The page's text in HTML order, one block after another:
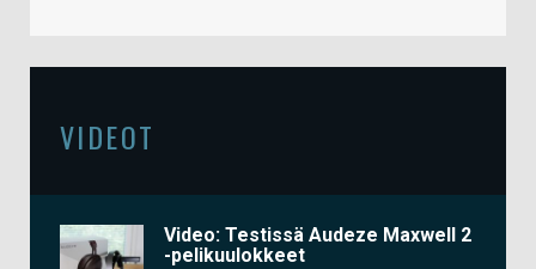
VIDEOT
Video: Testissä Audeze Maxwell 2
-pelikuulokkeet